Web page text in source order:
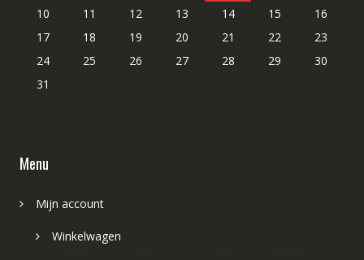
10
11 12 13 14 15
16
17
18 19 20 21 22
23
24
25 26 27 28 29
30
31
Menu
Mijn account
Winkelwagen